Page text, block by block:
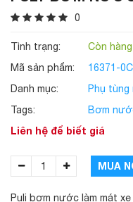
0
Tình trạng:
Còn hàng
Mã sản phẩm:
16371-
Danh mục:
Phụ tùng
Tags:
Bơm
Liên hệ để biết giá
MUA
Puli bơm nước làm mát